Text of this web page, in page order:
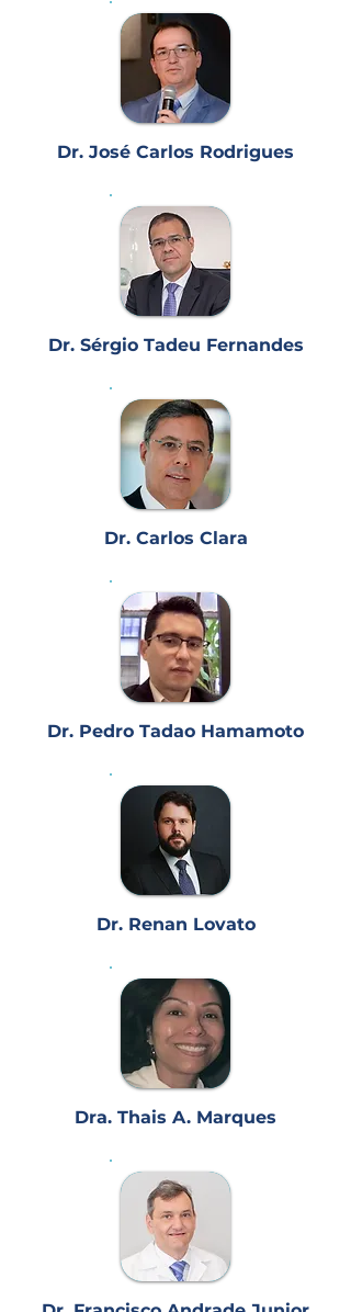
Dr. José Carlos Rodrigues
Dr. Sérgio Tadeu Fernandes
Dr. Carlos Clara
Dr. Pedro Tadao Hamamoto
Dr. Renan Lovato
Dra. Thais A. Marques